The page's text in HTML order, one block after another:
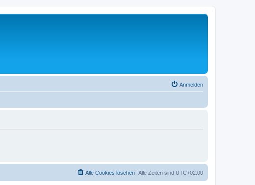
Anmelden
Alle Zeiten sind UTC+02:00
Alle Cookies löschen